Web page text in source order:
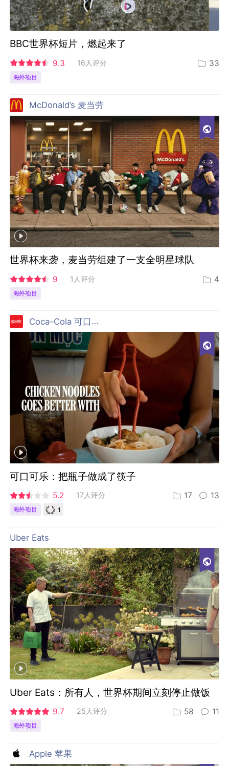
BBC世界杯短片，燃起来了
9.3 16人评分 33
海外项目
McDonald’s 麦当劳
世界杯来袭，麦当劳组建了一支全明星球队
9 1人评分 4
海外项目
Coca-Cola 可口可乐
可口可乐：把瓶子做成了筷子
5.2 17人评分 17 13
海外项目 1
Uber Eats
Uber Eats：所有人，世界杯期间立刻停止做饭
9.7 25人评分 58 11
海外项目
Apple 苹果